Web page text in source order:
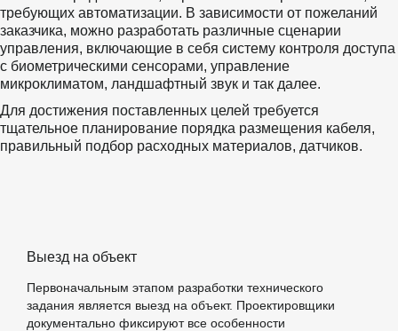
требующих автоматизации. В зависимости от пожеланий
заказчика, можно разработать различные сценарии
управления, включающие в себя систему контроля доступа
с биометрическими сенсорами, управление
микроклиматом, ландшафтный звук и так далее.
Для достижения поставленных целей требуется
тщательное планирование порядка размещения кабеля,
правильный подбор расходных материалов, датчиков.
Выезд на объект
Первоначальным этапом разработки технического
задания является выезд на объект. Проектировщики
документально фиксируют все особенности